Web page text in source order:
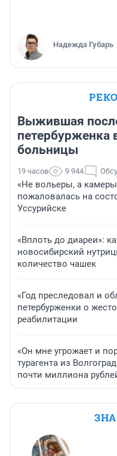
Надежда Губарь
Выжившая
петербурженка
больницы
19 часов 9 944
«Не вольеры, а
пожаловалась на
Уссурийске
«Вплоть до диареи»:
новосибирский
количество чашек
«Год преследовал и
петербурженки о
реабилитации
«Он мне угрожает и
турагента из
почти миллиона